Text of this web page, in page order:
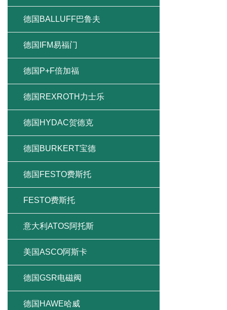
德国BALLUFF巴鲁夫
德国IFM易福门
德国P+F倍加福
德国REXROTH力士乐
德国HYDAC贺德克
德国BURKERT宝德
德国FESTO费斯托
FESTO费斯托
意大利ATOS阿托斯
美国ASCO阿斯卡
德国GSR电磁阀
德国HAWE哈威